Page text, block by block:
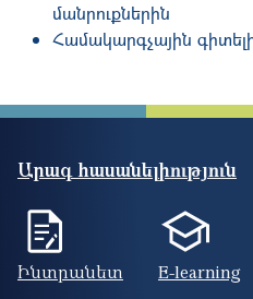
մանրուքներին
Համակարգչային
Արագ հասանելիություն
Ինտրանետ E-learning